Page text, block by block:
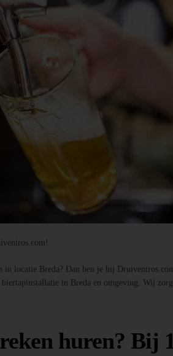
in locatie Breda? Dan ben je bij
in Breda en omgeving. Wij
huren? Bij